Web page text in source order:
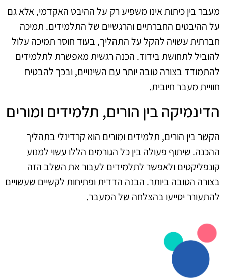
מעבר בין כיתות אינו משפיע רק על ההיבט האקדמי, אלא גם
על ההיבטים החברתיים והרגשיים של התלמידים. תמיכה
חברתית עשויה להקל על התהליך, בעוד חוסר תמיכה עלול
להוביל לתחושת בידוד. הכנה רגשית מאפשרת לתלמידים
להתמודד בצורה טובה יותר עם השינויים, ובכך להבטיח
חוויית מעבר חיובית.
הדינמיקה בין הורים, תלמידים ומורים
הקשר בין הורים, תלמידים ומורים הוא קרדינלי בתהליך
ההכנה. שיתוף פעולה בין כל הגורמים הללו עשוי למנוע
קונפליקטים ולאפשר לתלמידים לעבור את השלב הזה
בצורה הטובה ביותר. הבנה הדדית ופתיחות לקשיים שעשויים
להתעורר יסייעו בהצלחה של המעבר.